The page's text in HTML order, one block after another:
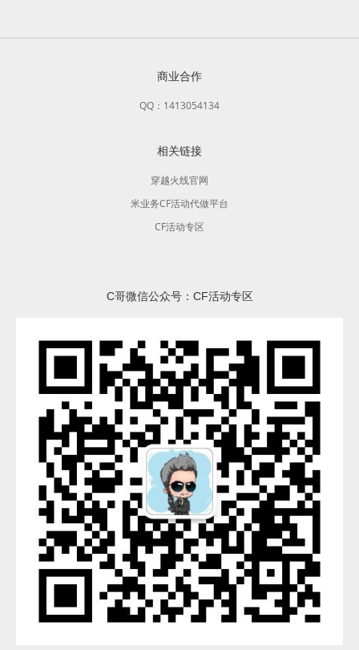
商业合作
QQ：1413054134
相关链接
穿越火线官网
米业务CF活动代做平台
CF活动专区
C哥微信公众号：CF活动专区